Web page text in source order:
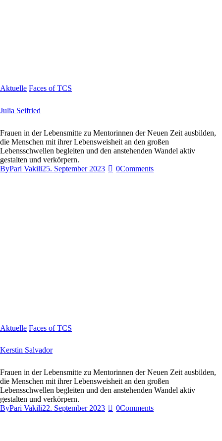
Aktuelle Faces of TCS
Julia Seifried
Frauen in der Lebensmitte zu Mentorinnen der Neuen Zeit ausbilden,
die Menschen mit ihrer Lebensweisheit an den großen
Lebensschwellen begleiten und den anstehenden Wandel aktiv
gestalten und verkörpern.
ByPari Vakili25. September 2023 0Comments
Aktuelle Faces of TCS
Kerstin Salvador
Frauen in der Lebensmitte zu Mentorinnen der Neuen Zeit ausbilden,
die Menschen mit ihrer Lebensweisheit an den großen
Lebensschwellen begleiten und den anstehenden Wandel aktiv
gestalten und verkörpern.
ByPari Vakili22. September 2023 0Comments